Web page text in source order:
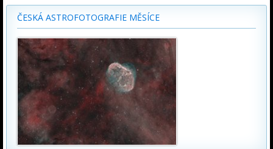
ČESKÁ ASTROFOTOGRAFIE MĚSÍCE